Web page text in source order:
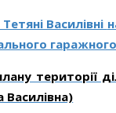
Василівні
території
Василівна)